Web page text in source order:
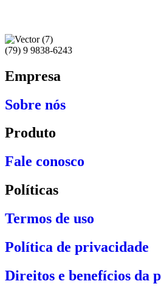
(79) 9 9838-6243
Empresa
Sobre nós
Produto
Fale conosco
Políticas
Termos de uso
Política de privacidade
Direitos e benefícios da